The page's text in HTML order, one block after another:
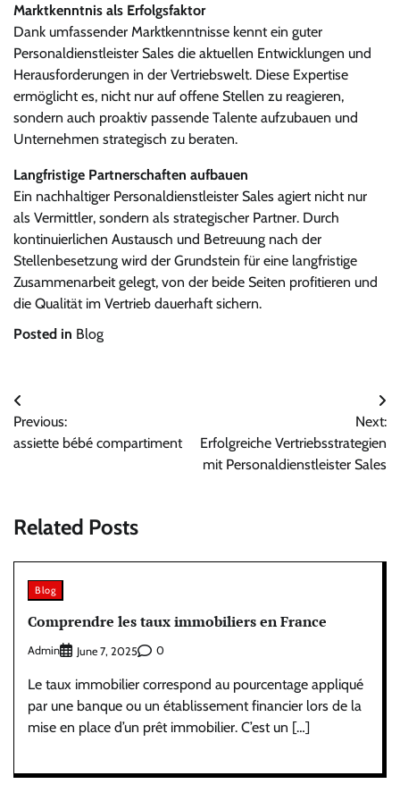
Marktkenntnis als Erfolgsfaktor
Dank umfassender Marktkenntnisse kennt ein guter
Personaldienstleister Sales die aktuellen Entwicklungen und
Herausforderungen in der Vertriebswelt. Diese Expertise
ermöglicht es, nicht nur auf offene Stellen zu reagieren,
sondern auch proaktiv passende Talente aufzubauen und
Unternehmen strategisch zu beraten.
Langfristige Partnerschaften aufbauen
Ein nachhaltiger Personaldienstleister Sales agiert nicht nur
als Vermittler, sondern als strategischer Partner. Durch
kontinuierlichen Austausch und Betreuung nach der
Stellenbesetzung wird der Grundstein für eine langfristige
Zusammenarbeit gelegt, von der beide Seiten profitieren und
die Qualität im Vertrieb dauerhaft sichern.
Posted in Blog
Post
navigation
Previous:
assiette bébé compartiment
Next:
Erfolgreiche Vertriebsstrategien
mit Personaldienstleister Sales
Related Posts
Blog
Comprendre les taux immobiliers en France
Admin June 7, 2025 0
Le taux immobilier correspond au pourcentage appliqué
par une banque ou un établissement financier lors de la
mise en place d’un prêt immobilier. C’est un […]